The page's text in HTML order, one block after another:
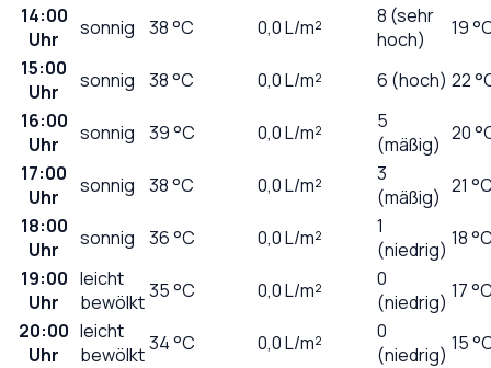
14:00
Uhr
sonnig 38°C 0,0L/m²
8 (sehr
hoch)
19
15:00
Uhr
sonnig 38°C 0,0L/m² 6 (hoch) 22
16:00
Uhr
sonnig 39°C 0,0L/m²
5
(mäßig) 20
17:00
Uhr
sonnig 38°C 0,0L/m²
3
(mäßig) 21
18:00
Uhr
sonnig 36°C 0,0L/m²
1
(niedrig) 18
19:00
Uhr
leicht
bewölkt35°C 0,0L/m²
0
(niedrig) 17
20:00
Uhr
leicht
bewölkt34°C 0,0L/m²
0
(niedrig) 15